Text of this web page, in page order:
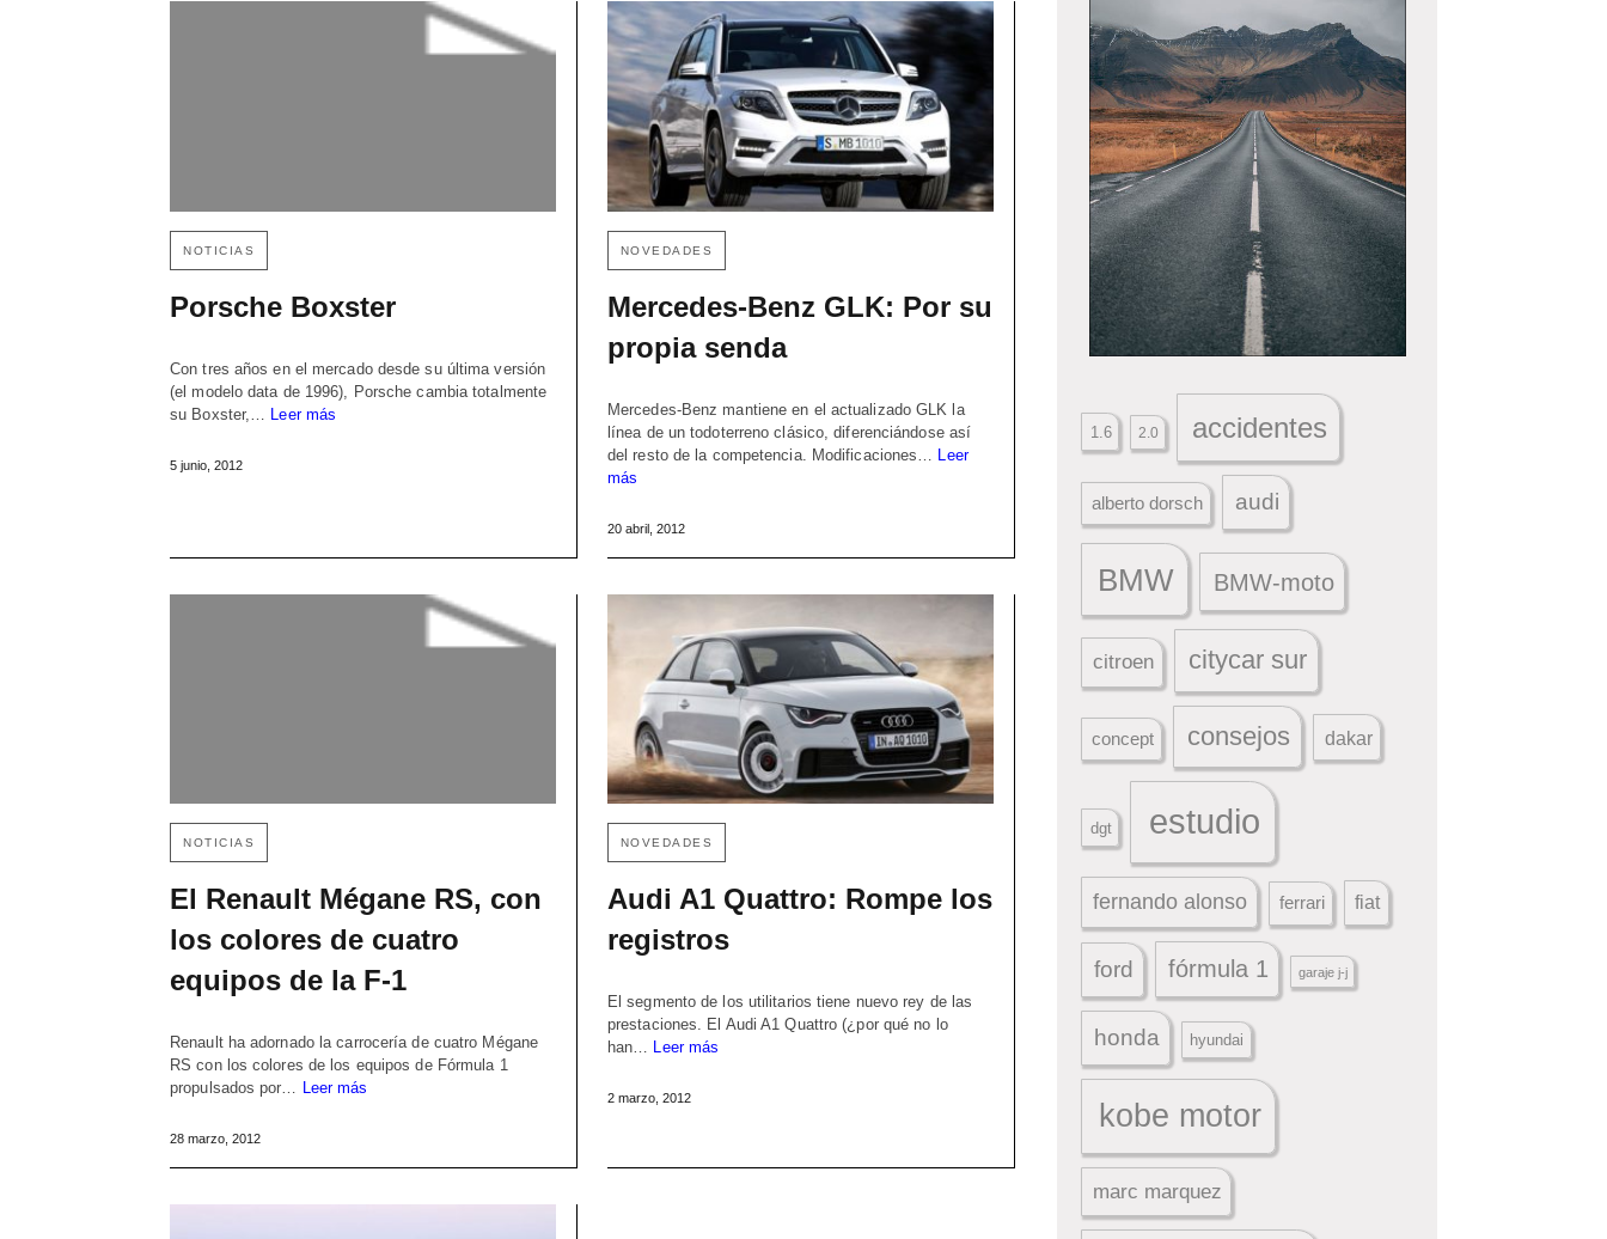
NOTICIAS
Porsche Boxster
Con tres años en el mercado desde su última versión
(el modelo data de 1996), Porsche cambia totalmente
su Boxster,…
Leer más
5 junio, 2012
NOVEDADES
Mercedes-Benz GLK: Por su
propia senda
Mercedes-Benz mantiene en el actualizado GLK la
línea de un todoterreno clásico, diferenciándose así
del resto de la competencia. Modificaciones…
Leer
más
20 abril, 2012
NOTICIAS
El Renault Mégane RS, con
los colores de cuatro
equipos de la F-1
Renault ha adornado la carrocería de cuatro Mégane
RS con los colores de los equipos de Fórmula 1
propulsados por… Leer más
28 marzo, 2012
NOVEDADES
Audi A1 Quattro: Rompe los
registros
El segmento de los utilitarios tiene nuevo rey de las
prestaciones. El Audi A1 Quattro (¿por qué no lo
han… Leer más
2 marzo, 2012
1.6 2.0 accidentes
alberto dorsch audi
BMW BMW-moto
citroen citycar sur
concept consejos dakar
dgt estudio
fernando alonso ferrari fiat
ford fórmula 1 garaje j-j
honda hyundai
kobe motor
marc marquez